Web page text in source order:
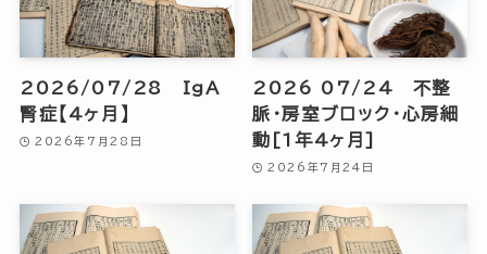
2026/07/28 IgA
腎症【4ヶ月】
2026年7月28日
2026 07/24 不整
脈・房室ブロック・心房細
動[1年4ヶ月]
2026年7月24日